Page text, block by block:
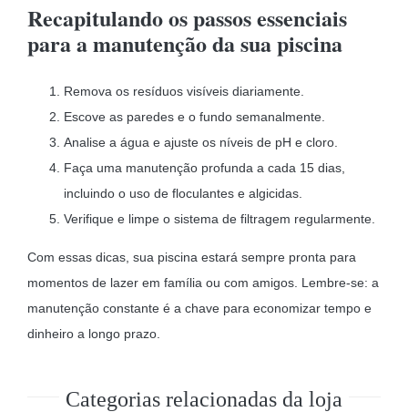
Recapitulando os passos essenciais
para a manutenção da sua piscina
Remova os resíduos visíveis diariamente.
Escove as paredes e o fundo semanalmente.
Analise a água e ajuste os níveis de pH e cloro.
Faça uma manutenção profunda a cada 15 dias,
incluindo o uso de floculantes e algicidas.
Verifique e limpe o sistema de filtragem regularmente.
Com essas dicas, sua piscina estará sempre pronta para
momentos de lazer em família ou com amigos. Lembre-se: a
manutenção constante é a chave para economizar tempo e
dinheiro a longo prazo.
Categorias relacionadas da loja